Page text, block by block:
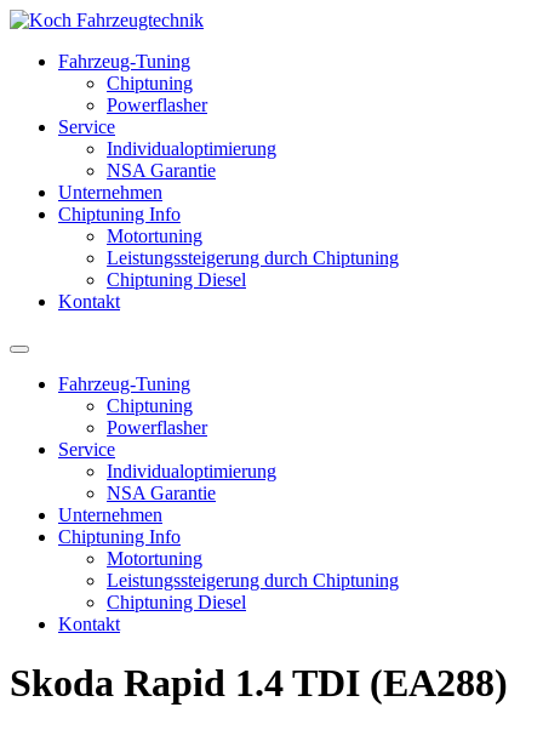
Fahrzeug-Tuning
Chiptuning
Powerflasher
Service
Individualoptimierung
NSA Garantie
Unternehmen
Chiptuning Info
Motortuning
Leistungssteigerung durch Chiptuning
Chiptuning Diesel
Kontakt
Fahrzeug-Tuning
Chiptuning
Powerflasher
Service
Individualoptimierung
NSA Garantie
Unternehmen
Chiptuning Info
Motortuning
Leistungssteigerung durch Chiptuning
Chiptuning Diesel
Kontakt
Skoda Rapid 1.4 TDI (EA288)